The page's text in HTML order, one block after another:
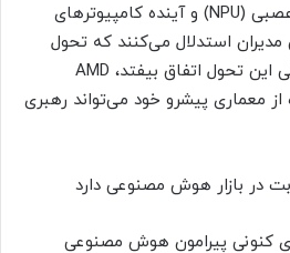
گرافیک، واحدهای پردازش عصبی (NPU) و آینده کامپیوترهای
استدلال می‌کنند که تحول
واقعی هنوز رخ نداده و وقتی این تحول اتفاق بیفتد، AMD
از معماری پیشرو خود می‌تواند رهبری
کنونی پیرامون هوش مصنوعی